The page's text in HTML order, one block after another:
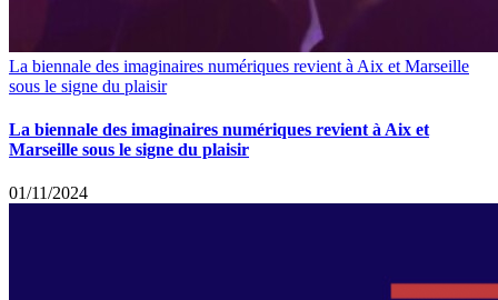
La biennale des imaginaires numériques revient à Aix et Marseille
sous le signe du plaisir
La biennale des imaginaires numériques revient à Aix et
Marseille sous le signe du plaisir
01/11/2024